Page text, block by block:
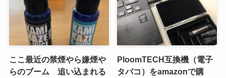
ここ最近の禁煙やら嫌煙や
らのブーム 追い込まれる
PloomTECH互換機（電子
タバコ）をamazonで購